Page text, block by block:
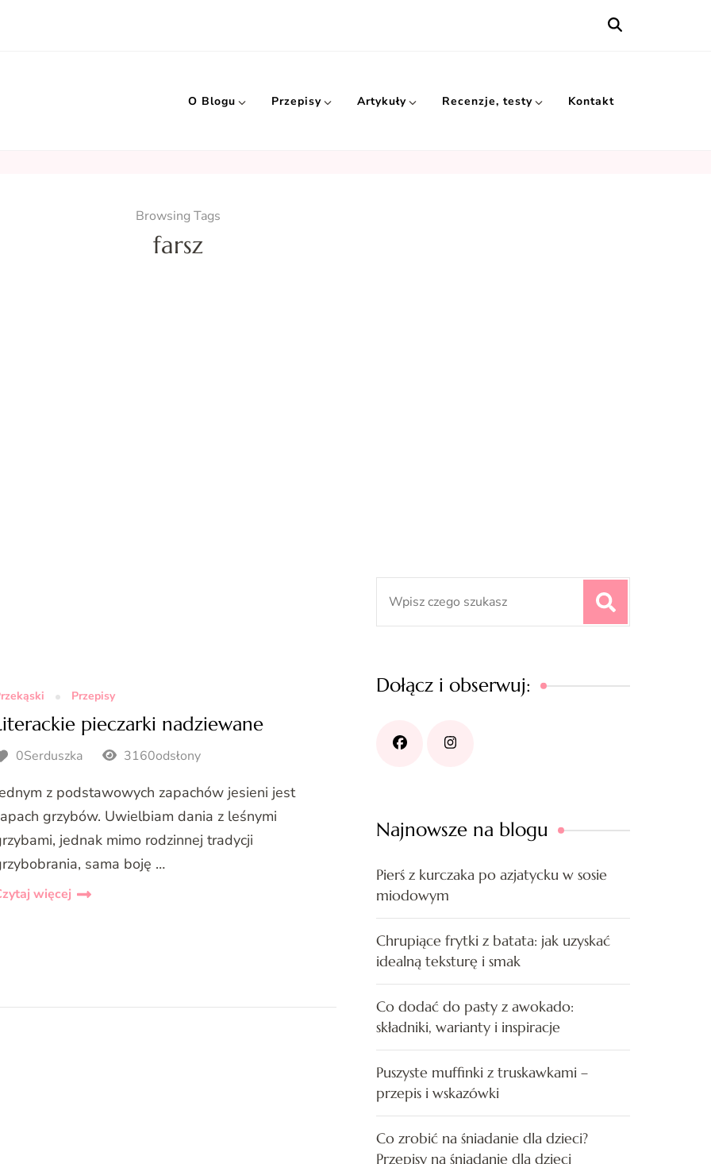
O Blogu Przepisy Artykuły Recenzje, testy Kontakt
Browsing Tags
farsz
Przepisy
pieczarki nadziewane
0Serduszka 3160odsłony
z podstawowych zapachów jesieni jest
grzybów. Uwielbiam dania z leśnymi
jednak mimo rodzinnej tradycji
sama boję …
więcej
Dołącz i obserwuj:
Najnowsze na blogu
Pierś z kurczaka po azjatycku w sosie
miodowym
Chrupiące frytki z batata: jak uzyskać
idealną teksturę i smak
Co dodać do pasty z awokado:
składniki, warianty i inspiracje
Puszyste muffinki z truskawkami –
przepis i wskazówki
Co zrobić na śniadanie dla dzieci?
Przepisy na śniadanie dla dzieci